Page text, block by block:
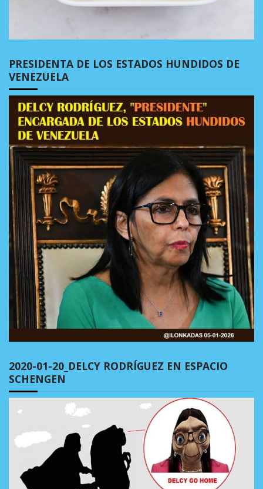
PRESIDENTA DE LOS ESTADOS HUNDIDOS DE
VENEZUELA
2020-01-20_DELCY RODRÍGUEZ EN ESPACIO
SCHENGEN